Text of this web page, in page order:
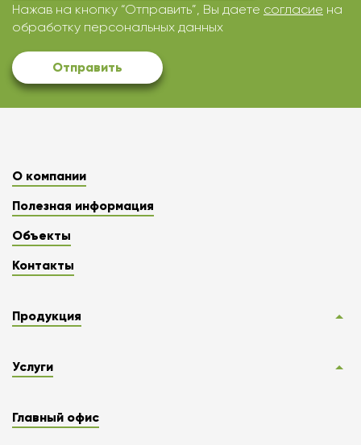
Нажав на кнопку “Отправить”, Вы даете согласие на
обработку персональных данных
Отправить
О компании
Полезная информация
Объекты
Контакты
Продукция
Услуги
Главный офис